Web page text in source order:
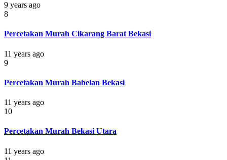
9 years ago
8
Percetakan Murah Cikarang Barat Bekasi
11 years ago
9
Percetakan Murah Babelan Bekasi
11 years ago
10
Percetakan Murah Bekasi Utara
11 years ago